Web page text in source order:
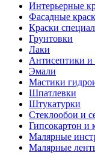
Интерьерные
Фасадные
Краски
Грунтовки
Лаки
Антисептики и
Эмали
Мастики
Шпатлевки
Штукатурки
Стеклообои и
Гипсокартон и
Малярные
Малярные